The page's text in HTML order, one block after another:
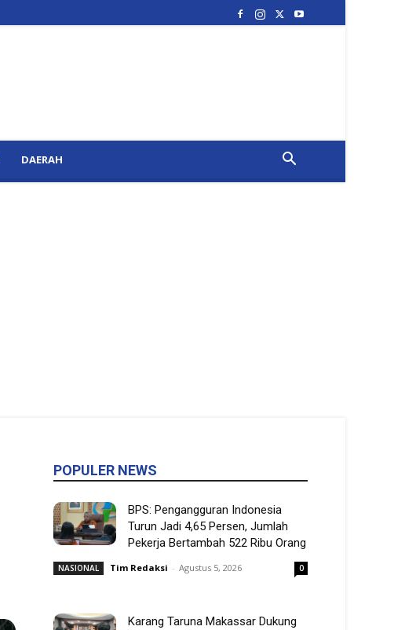
DAERAH
POPULER NEWS
BPS: Pengangguran Indonesia
Turun Jadi 4,65 Persen, Jumlah
Pekerja Bertambah 522 Ribu Orang
NASIONAL Tim Redaksi - Agustus 5, 2026 0
Karang Taruna Makassar Dukung